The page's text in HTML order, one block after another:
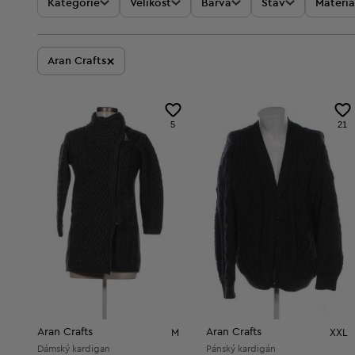
Kategorie Velikost Barva Stav Materiál
Aran Crafts×
5
Aran Crafts M
Dámský kardigan
21
Aran Crafts XXL
Pánský kardigán